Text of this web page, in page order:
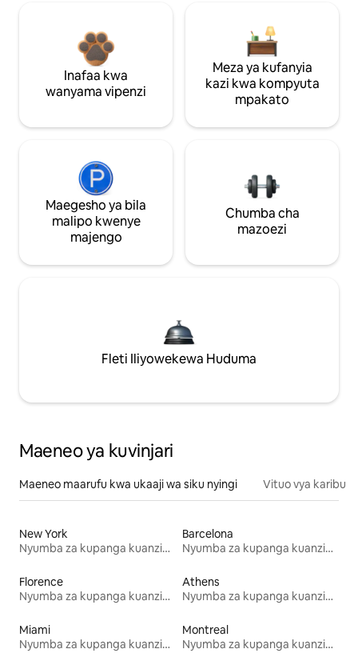
Inafaa kwa
wanyama vipenzi
Meza ya kufanyia
kazi kwa kompyuta
mpakato
Maegesho ya bila
malipo kwenye
majengo
Chumba cha
mazoezi
Fleti Iliyowekewa Huduma
Maeneo ya kuvinjari
Maeneo maarufu kwa ukaaji wa siku nyingi Vituo vya karibu
New York
Nyumba za kupanga kuanzia mwezi mmoja
Barcelona
Nyumba za kupanga kuanzia mwezi mmoja
Florence
Nyumba za kupanga kuanzia mwezi mmoja
Athens
Nyumba za kupanga kuanzia mwezi mmoja
Miami
Nyumba za kupanga kuanzia mwezi mmoja
Montreal
Nyumba za kupanga kuanzia mwezi mmoja